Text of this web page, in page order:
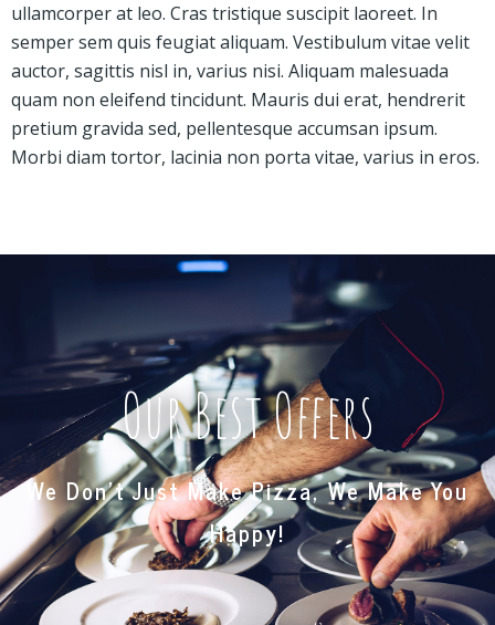
ullamcorper at leo. Cras tristique suscipit laoreet. In
semper sem quis feugiat aliquam. Vestibulum vitae velit
auctor, sagittis nisl in, varius nisi. Aliquam malesuada
quam non eleifend tincidunt. Mauris dui erat, hendrerit
pretium gravida sed, pellentesque accumsan ipsum.
Morbi diam tortor, lacinia non porta vitae, varius in eros.
Our Best Offers
We Don’t Just Make Pizza, We Make You
Happy!